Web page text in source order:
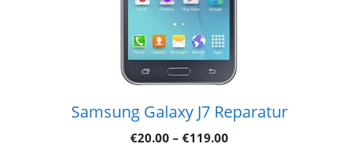
Samsung Galaxy J7 Reparatur
€20.00 – €119.00